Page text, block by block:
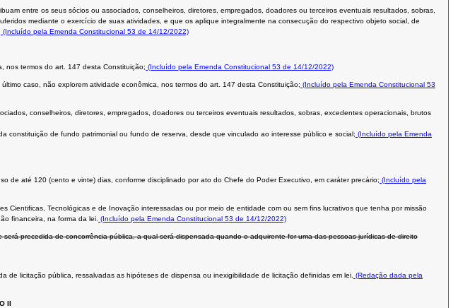
entre os seus sócios ou associados, conselheiros, diretores, empregados, doadores ou terceiros eventuais resultados, sobras,
mediante o exercício de suas atividades, e que os aplique integralmente na consecução do respectivo objeto social, de
(Incluído pela Emenda Constitucional 53 de 14/12/2022)
nos termos do art. 147 desta Constituição; (Incluído pela Emenda Constitucional 53 de 14/12/2022)
caso, não explorem atividade econômica, nos termos do art. 147 desta Constituição; (Incluído pela Emenda Constitucional 53
conselheiros, diretores, empregados, doadores ou terceiros eventuais resultados, sobras, excedentes operacionais, brutos
de fundo patrimonial ou fundo de reserva, desde que vinculado ao interesse público e social; (Incluído pela Emenda
até 120 (cento e vinte) dias, conforme disciplinado por ato do Chefe do Poder Executivo, em caráter precário; (Incluído pela
Tecnológicas e de Inovação interessadas ou por meio de entidade com ou sem fins lucrativos que tenha por missão
financeira, na forma da lei. (Incluído pela Emenda Constitucional 53 de 14/12/2022)
precedida de concorrência pública, a qual será dispensada quando o adquirente for uma das pessoas jurídicas de direito
licitação pública, ressalvadas as hipóteses de dispensa ou inexigibilidade de licitação definidas em lei. (Redação dada pela
II